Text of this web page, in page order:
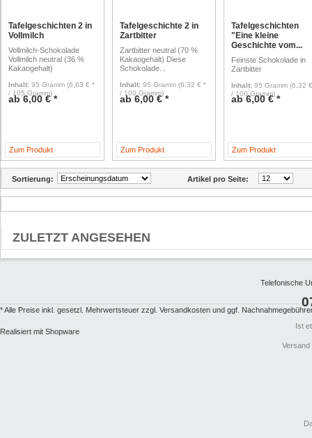
Tafelgeschichten 2 in
Vollmilch
Vollmilch-Schokolade
Vollmilch neutral (36 %
Kakaogehalt)
Inhalt: 95 Gramm (6,63 € *
/ 105 Gramm)
ab 6,00 € *
Zum Produkt
Tafelgeschichte 2 in
Zartbitter
Zartbitter neutral (70 %
Kakaogehalt) Diese
Schokolade...
Inhalt: 95 Gramm (6,32 € *
/ 100 Gramm)
ab 6,00 € *
Zum Produkt
Tafelgeschichten
"Eine kleine
Geschichte vom...
Feinste Schokolade in
Zartbitter
Inhalt: 95 Gramm (6,32
/ 100 Gramm)
ab 6,00 € *
Zum Produkt
Sortierung: Artikel pro Seite:
ZULETZT ANGESEHEN
Telefonische
Ist
Versand
* Alle Preise inkl. gesetzl. Mehrwertsteuer zzgl. Versandkosten und ggf.
Realisiert mit Shopware